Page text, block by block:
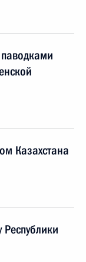
Казахстана